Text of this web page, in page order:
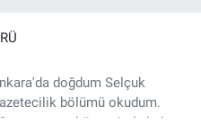
doğdum Selçuk
bölümü okudum.
gazete bünyesinde haber